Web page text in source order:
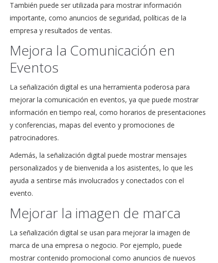
También puede ser utilizada para mostrar información
importante, como anuncios de seguridad, políticas de la
empresa y resultados de ventas.
Mejora la Comunicación en
Eventos
La señalización digital es una herramienta poderosa para
mejorar la comunicación en eventos, ya que puede mostrar
información en tiempo real, como horarios de presentaciones
y conferencias, mapas del evento y promociones de
patrocinadores.
Además, la señalización digital puede mostrar mensajes
personalizados y de bienvenida a los asistentes, lo que les
ayuda a sentirse más involucrados y conectados con el
evento.
Mejorar la imagen de marca
La señalización digital se usan para mejorar la imagen de
marca de una empresa o negocio. Por ejemplo, puede
mostrar contenido promocional como anuncios de nuevos